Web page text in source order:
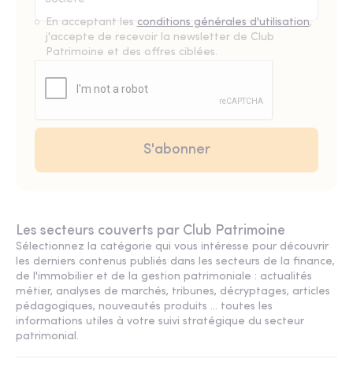
En acceptant les conditions générales d'utilisation,
j'accepte de recevoir la newsletter de Club
Patrimoine et des offres ciblées.
Les secteurs couverts par Club Patrimoine
Sélectionnez la catégorie qui vous intéresse pour découvrir
les derniers contenus publiés dans les secteurs de la finance,
de l'immobilier et de la gestion patrimoniale : actualités
métier, analyses de marchés, tribunes, décryptages, articles
pédagogiques, nouveautés produits ... toutes les
informations utiles à votre suivi stratégique du secteur
patrimonial.